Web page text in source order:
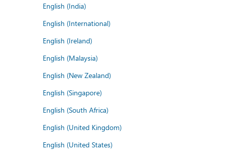
English (India)
English (International)
English (Ireland)
English (Malaysia)
English (New Zealand)
English (Singapore)
English (South Africa)
English (United Kingdom)
English (United States)